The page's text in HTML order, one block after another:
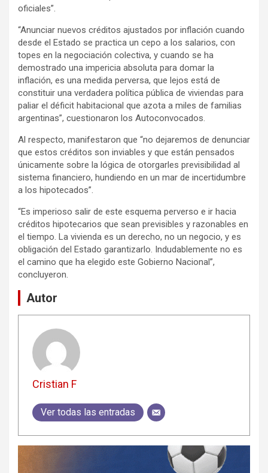
oficiales”.
“Anunciar nuevos créditos ajustados por inflación cuando
desde el Estado se practica un cepo a los salarios, con
topes en la negociación colectiva, y cuando se ha
demostrado una impericia absoluta para domar la
inflación, es una medida perversa, que lejos está de
constituir una verdadera política pública de viviendas para
paliar el déficit habitacional que azota a miles de familias
argentinas”, cuestionaron los Autoconvocados.
Al respecto, manifestaron que “no dejaremos de denunciar
que estos créditos son inviables y que están pensados
únicamente sobre la lógica de otorgarles previsibilidad al
sistema financiero, hundiendo en un mar de incertidumbre
a los hipotecados”.
“Es imperioso salir de este esquema perverso e ir hacia
créditos hipotecarios que sean previsibles y razonables en
el tiempo. La vivienda es un derecho, no un negocio, y es
obligación del Estado garantizarlo. Indudablemente no es
el camino que ha elegido este Gobierno Nacional”,
concluyeron.
Autor
Cristian F
Ver todas las entradas